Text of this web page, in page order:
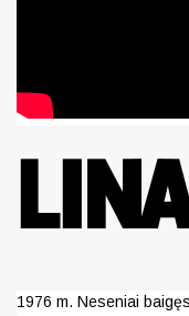
1976 m. Neseniai